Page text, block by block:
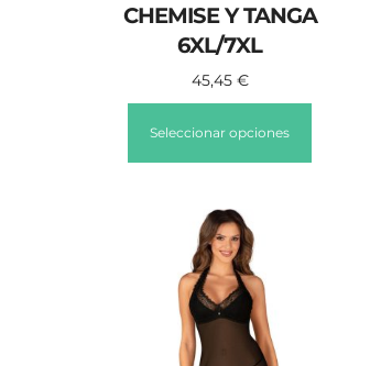
CHEMISE Y TANGA
6XL/7XL
45,45 €
Seleccionar opciones